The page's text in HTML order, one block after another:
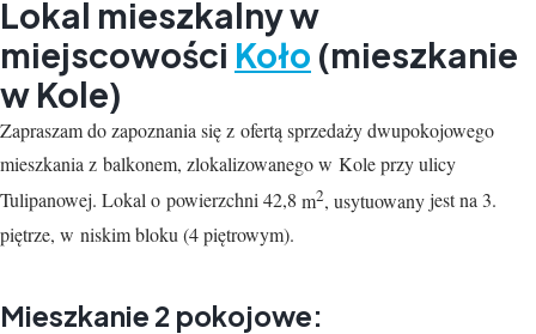
Lokal mieszkalny w
miejscowości Koło (mieszkanie
w Kole)
Zapraszam do zapoznania się z ofertą sprzedażydwupokojowego
mieszkania z balkonem, zlokalizowanego w Koleprzy ulicy
Tulipanowej. Lokal o powierzchni42,8 m2, usytuowanyjestna 3.
piętrze, w niskim bloku (4 piętrowym).
Mieszkanie 2 pokojowe: